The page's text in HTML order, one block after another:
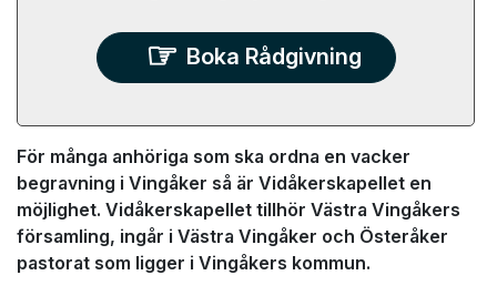
Boka Rådgivning
För många anhöriga som ska ordna en vacker
begravning i Vingåker så är Vidåkerskapellet en
möjlighet. Vidåkerskapellet tillhör Västra Vingåkers
församling, ingår i Västra Vingåker och Österåker
pastorat som ligger i Vingåkers kommun.